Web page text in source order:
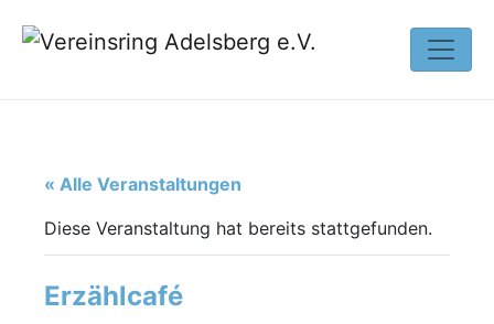
« Alle Veranstaltungen
Diese Veranstaltung hat bereits stattgefunden.
Erzählcafé